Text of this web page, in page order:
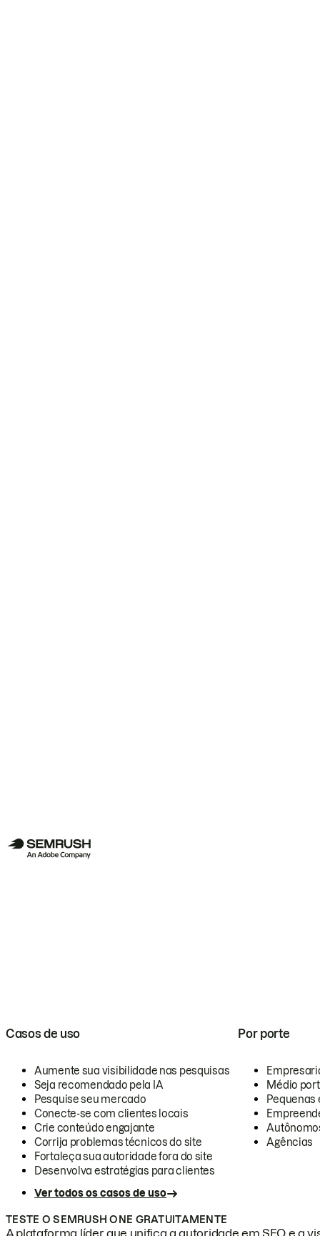
Casos de uso
Aumente sua visibilidade nas pesquisas
Seja recomendado pela IA
Pesquise seu mercado
Conecte-se com clientes locais
Crie conteúdo engajante
Corrija problemas técnicos do site
Fortaleça sua autoridade fora do site
Desenvolva estratégias para clientes
Ver todos os casos de uso
Por porte
Médio
Pequenas
Agências
TESTE O SEMRUSH ONE GRATUITAMENTE
A plataforma líder que unifica a autoridade em SEO e a